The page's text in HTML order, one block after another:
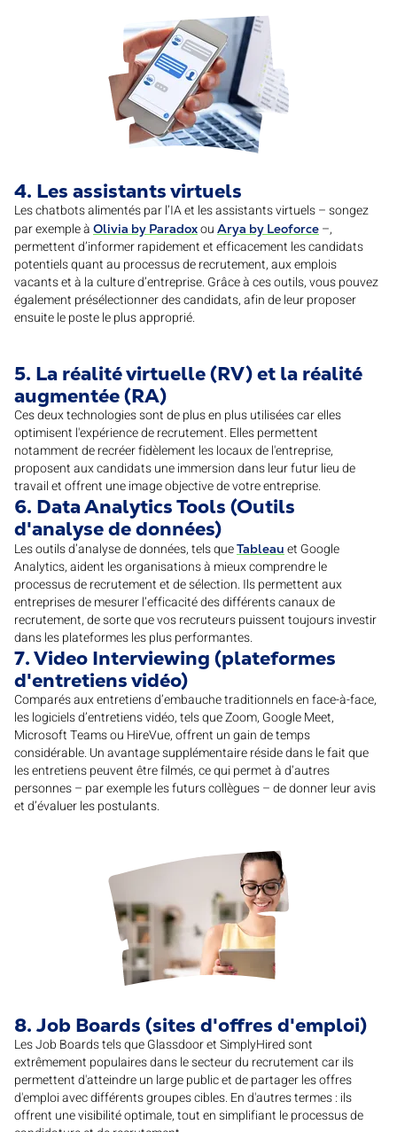
4. Les assistants virtuels
Les chatbots alimentés par l’IA et les assistants virtuels – songez
par exemple à Olivia by Paradoxou Arya by Leoforce –,
permettent d’informer rapidement et efficacement les candidats
potentiels quant au processus de recrutement, aux emplois
vacants et à la culture d’entreprise. Grâce à ces outils, vous pouvez
également présélectionner des candidats, afin de leur proposer
ensuite le poste le plus approprié.
5. La réalité virtuelle (RV) et la réalité
augmentée (RA)
Ces deux technologies sont de plus en plus utilisées car elles
optimisent l'expérience de recrutement. Elles permettent
notamment de recréer fidèlement les locaux de l'entreprise,
proposent aux candidats une immersion dans leur futur lieu de
travail et offrent une image objective de votre entreprise.
6. Data Analytics Tools (Outils
d'analyse de données)
Les outils d’analyse de données, tels queTableau et Google
Analytics, aident les organisations à mieux comprendre le
processus de recrutement et de sélection. Ils permettent aux
entreprises de mesurer l’efficacité des différents canaux de
recrutement, de sorte que vos recruteurs puissent toujours investir
dans les plateformes les plus performantes.
7. Video Interviewing (plateformes
d'entretiens vidéo)
Comparés aux entretiens d’embauche traditionnels en face-à-face,
les logiciels d’entretiens vidéo, tels que Zoom, Google Meet,
Microsoft Teams ou HireVue, offrent un gain de temps
considérable. Un avantage supplémentaire réside dans le fait que
les entretiens peuvent être filmés, ce qui permet à d’autres
personnes – par exemple les futurs collègues – de donner leur avis
et d’évaluer les postulants.
8. Job Boards (sites d'offres d'emploi)
Les Job Boards tels que Glassdoor et SimplyHired sont
extrêmement populaires dans le secteur du recrutement car ils
permettent d'atteindre un large public et de partager les offres
d'emploi avec différents groupes cibles. En d'autres termes : ils
offrent une visibilité optimale, tout en simplifiant le processus de